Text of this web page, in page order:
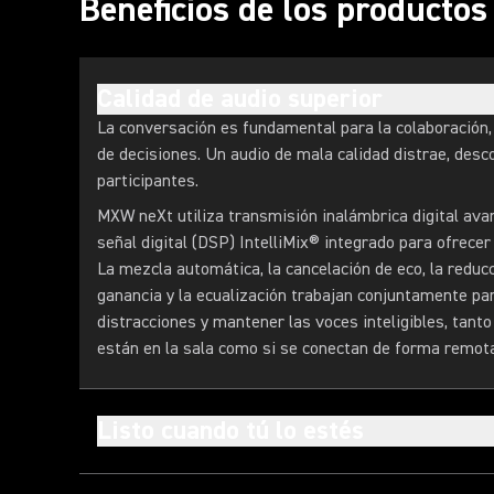
Beneficios de los
La conversación es fundamental para la
de decisiones. Un audio de mala calidad distrae,
participantes.
MXW neXt utiliza transmisión inalámbrica digital
señal digital (DSP) IntelliMix® integrado para ofrecer
La mezcla automática, la cancelación de eco, la
ganancia y la ecualización trabajan conjuntamente
distracciones y mantener las voces inteligibles,
están en la sala como si se conectan de forma